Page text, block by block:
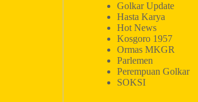
Golkar Update
Hasta Karya
Hot News
Kosgoro 1957
Ormas MKGR
Parlemen
Perempuan Golkar
SOKSI